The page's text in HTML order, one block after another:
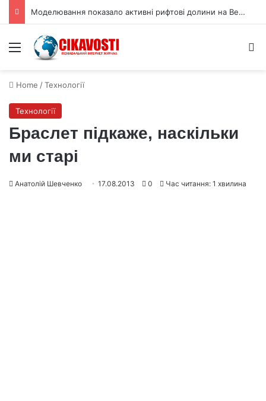
Моделювання показало активні рифтові долини на Венері
Menu
Home /Технології
Технології
Браслет підкаже, наскільки
ми старі
Анатолій Шевченко 17.08.2013 0 Час читання: 1 хвилина